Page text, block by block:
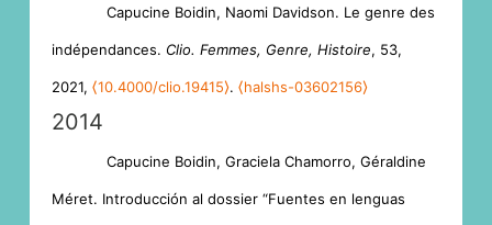
Capucine Boidin, Naomi Davidson. Le genre des
indépendances. Clio. Femmes, Genre, Histoire, 53,
2021, ⟨10.4000/clio.19415⟩. ⟨halshs-03602156⟩
2014
Capucine Boidin, Graciela Chamorro, Géraldine
Méret. Introducción al dossier “Fuentes en lenguas